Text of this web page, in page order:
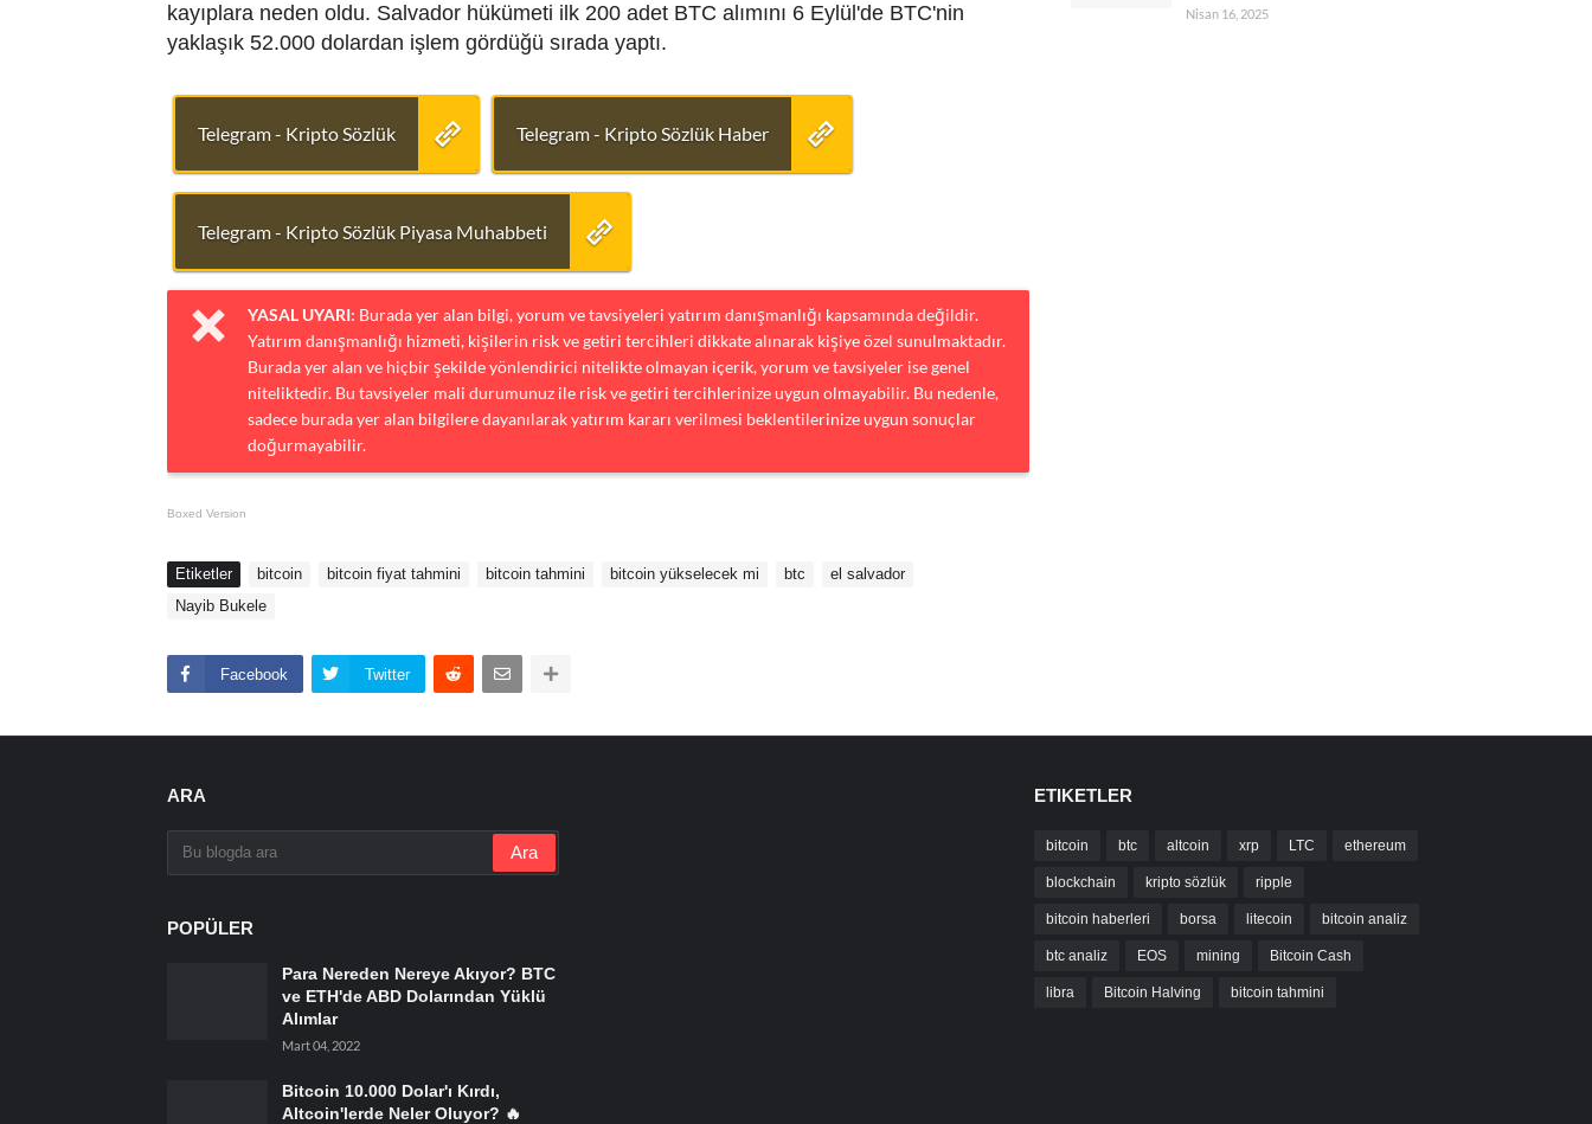
kayıplara neden oldu. Salvador hükümeti ilk 200 adet BTC alımını 6 Eylül'de BTC'nin
yaklaşık 52.000 dolardan işlem gördüğü sırada yaptı.
Telegram - Kripto Sözlük Telegram - Kripto Sözlük Haber
Telegram - Kripto Sözlük Piyasa Muhabbeti
YASAL UYARI: Burada yer alan bilgi, yorum ve tavsiyeleri yatırım danışmanlığı kapsamında değildir.
Yatırım danışmanlığı hizmeti, kişilerin risk ve getiri tercihleri dikkate alınarak kişiye özel sunulmaktadır.
Burada yer alan ve hiçbir şekilde yönlendirici nitelikte olmayan içerik, yorum ve tavsiyeler ise genel
niteliktedir. Bu tavsiyeler mali durumunuz ile risk ve getiri tercihlerinize uygun olmayabilir. Bu nedenle,
sadece burada yer alan bilgilere dayanılarak yatırım kararı verilmesi beklentilerinize uygun sonuçlar
doğurmayabilir.
Boxed Version
Etiketler bitcoin bitcoin fiyat tahmini bitcoin tahmini bitcoin yükselecek mi btc
el salvador
Nayib Bukele
Facebook Twitter
Nisan 16, 2025
ARA
POPÜLER
Para Nereden Nereye Akıyor? BTC
ve ETH'de ABD Dolarından Yüklü
Alımlar
Mart 04, 2022
Bitcoin 10.000 Dolar'ı Kırdı,
Altcoin'lerde Neler Oluyor? 🔥
ETIKETLER
bitcoin btc altcoin xrp LTC ethereum
blockchain kripto sözlük ripple
bitcoin haberleri borsa litecoin bitcoin analiz
btc analiz EOS mining Bitcoin Cash
libra Bitcoin Halving bitcoin tahmini